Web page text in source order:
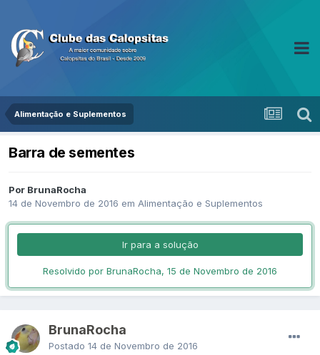
Alimentação e Suplementos
Barra de sementes
Por BrunaRocha
14 de Novembro de 2016 em Alimentação e Suplementos
Ir para a solução
Resolvido por BrunaRocha, 15 de Novembro de 2016
BrunaRocha
Postado 14 de Novembro de 2016